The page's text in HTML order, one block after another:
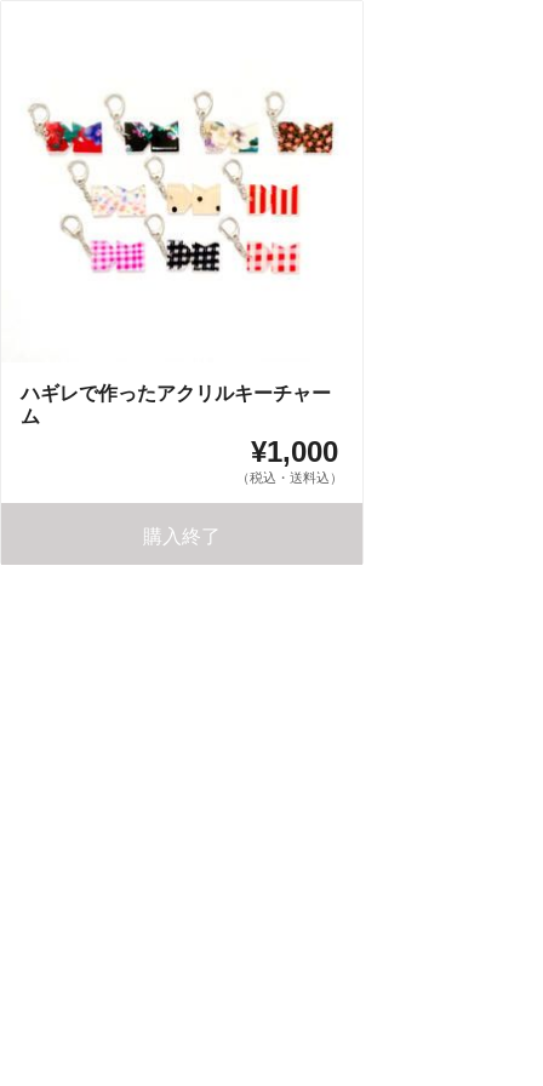
ハギレで作ったアクリルキーチャー
ム
¥1,000
（税込・送料込）
購入終了